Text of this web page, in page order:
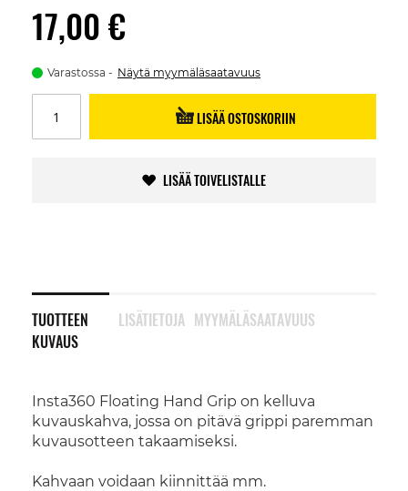
17,00 €
Varastossa Näytä myymäläsaatavuus
LISÄÄ OSTOSKORIIN
LISÄÄ TOIVELISTALLE
TUOTTEEN
KUVAUS
Insta360 Floating Hand Grip on kelluva
kuvauskahva, jossa on pitävä grippi paremman
kuvausotteen takaamiseksi.
Kahvaan voidaan kiinnittää mm.
LISÄTIETOJA MYYMÄLÄSAATAVUUS